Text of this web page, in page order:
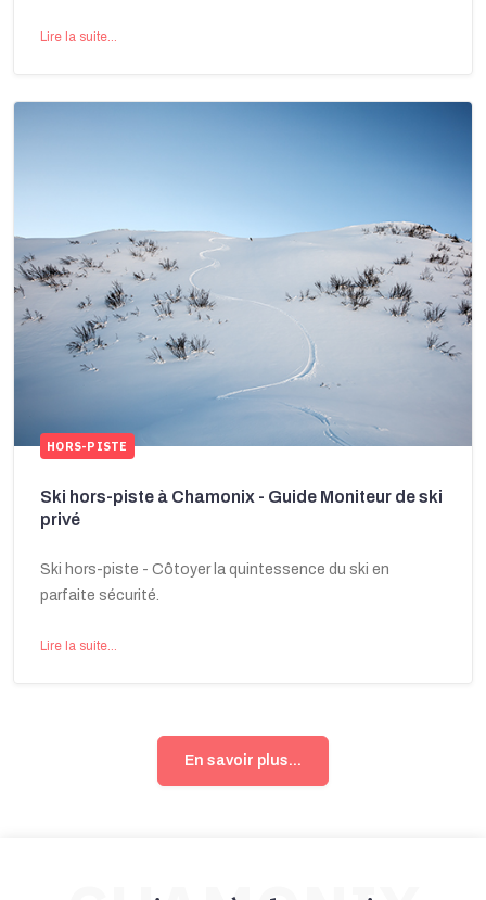
Lire la suite...
HORS-PISTE
Ski hors-piste à Chamonix - Guide Moniteur de ski
privé
Ski hors-piste - Côtoyer la quintessence du ski en
parfaite sécurité.
Lire la suite...
En savoir plus...